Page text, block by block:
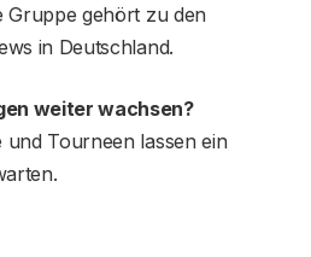
Gruppe gehört zu den
in Deutschland.
weiter wachsen?
Tourneen lassen ein